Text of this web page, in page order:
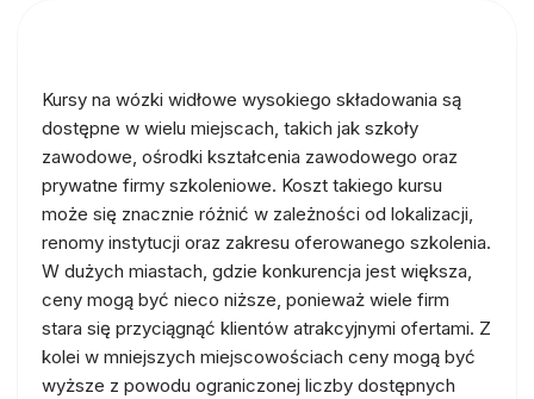
Kursy na wózki widłowe wysokiego składowania są
dostępne w wielu miejscach, takich jak szkoły
zawodowe, ośrodki kształcenia zawodowego oraz
prywatne firmy szkoleniowe. Koszt takiego kursu
może się znacznie różnić w zależności od lokalizacji,
renomy instytucji oraz zakresu oferowanego szkolenia.
W dużych miastach, gdzie konkurencja jest większa,
ceny mogą być nieco niższe, ponieważ wiele firm
stara się przyciągnąć klientów atrakcyjnymi ofertami. Z
kolei w mniejszych miejscowościach ceny mogą być
wyższe z powodu ograniczonej liczby dostępnych